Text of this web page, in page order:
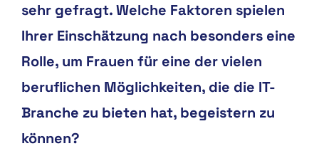
sehr gefragt. Welche Faktoren spielen
Ihrer Einschätzung nach besonders eine
Rolle, um Frauen für eine der vielen
beruflichen Möglichkeiten, die die IT-
Branche zu bieten hat, begeistern zu
können?